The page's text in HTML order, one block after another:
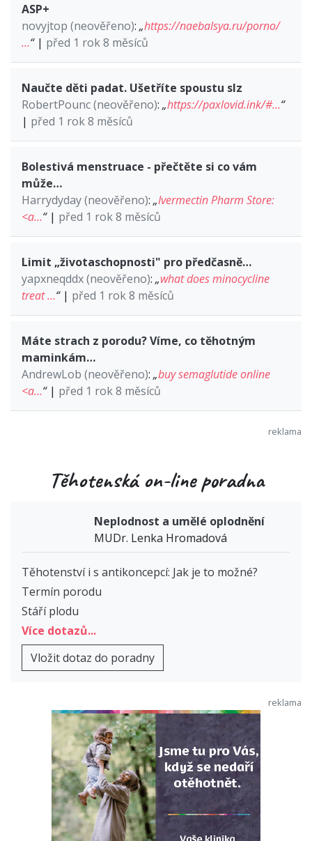
ASP+
novyjtop (neověřeno): „https://naebalsya.ru/porno/
…“| před 1 rok 8 měsíců
Naučte děti padat. Ušetříte spoustu slz
RobertPounc (neověřeno): „https://paxlovid.ink/#…“
| před 1 rok 8 měsíců
Bolestivá menstruace - přečtěte si co vám
může…
Harrydyday (neověřeno): „Ivermectin Pharm Store:
<a…“| před 1 rok 8 měsíců
Limit „životaschopnosti" pro předčasně…
yapxneqddx (neověřeno): „what does minocycline
treat …“| před 1 rok 8 měsíců
Máte strach z porodu? Víme, co těhotným
maminkám…
AndrewLob (neověřeno): „buy semaglutide online
<a…“| před 1 rok 8 měsíců
Těhotenská on-line poradna
Neplodnost a umělé oplodnění
MUDr. Lenka Hromadová
Těhotenství i s antikoncepcí: Jak je to možné?
Termín porodu
Stáří plodu
Více dotazů...
Vložit dotaz do poradny